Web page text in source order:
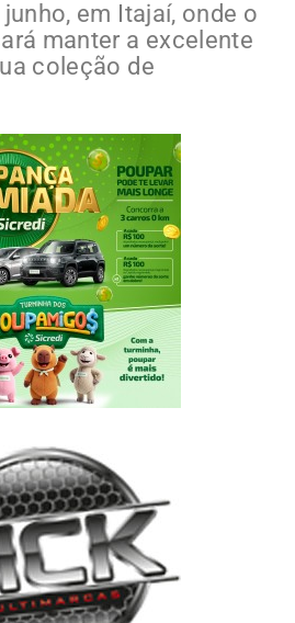
em Itajaí, onde o
manter a excelente
coleção de